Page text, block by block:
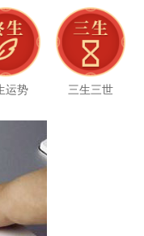
运势 三生三世